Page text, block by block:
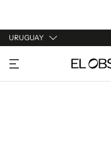
URUGUAY
URUGUAY
ARGENTINA